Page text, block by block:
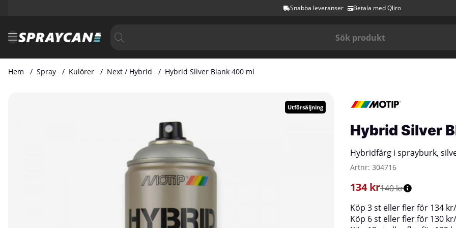
Snabba leveranser Betala med Qliro
Hem Spray Kulörer Next / Hybrid Hybrid Silver Blank 400 ml
Utförsäljning
Hybrid Silver
Hybridfärg i sprayburk,
Artnr: 304716
134kr140 kr
Köp 3 st eller fler för 134 kr/
Köp 6 st eller fler för 130 kr/